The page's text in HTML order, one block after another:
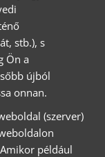
stb.), s
Ön a
újból
onnan.
(szerver)
például